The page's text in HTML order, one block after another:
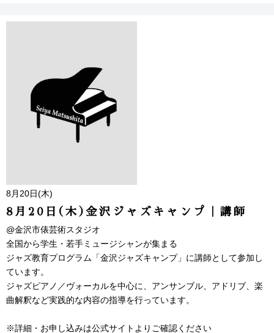
8月20日(木)
8月20日(木)金沢ジャズキャンプ｜講師
@金沢市俵芸術スタジオ
全国から学生・若手ミュージシャンが集まる
ジャズ教育プログラム「金沢ジャズキャンプ」に講師として参加し
ています。
ジャズピアノ／ヴォーカルを中心に、アンサンブル、アドリブ、楽
曲解釈など実践的な内容の指導を行っています。
※詳細・お申し込みは公式サイトよりご確認ください